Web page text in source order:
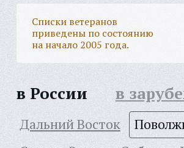
Списки ветеранов
приведены по состоянию
на начало 2005 года.
в России в
Дальний Восток